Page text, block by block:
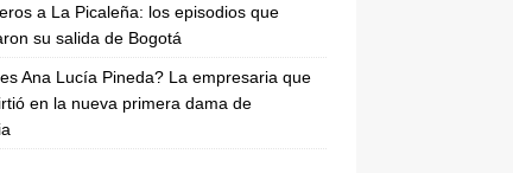
a La Picaleña: los episodios que
su salida de Bogotá
Ana Lucía Pineda? La empresaria que
en la nueva primera dama de